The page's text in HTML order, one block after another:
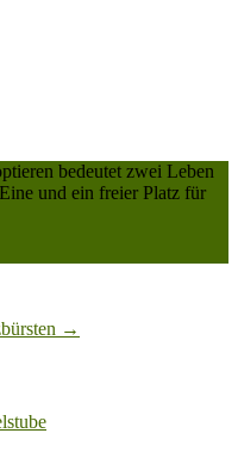
bedeutet zwei Leben
und ein freier Platz für
→